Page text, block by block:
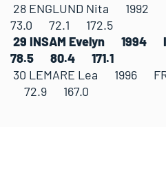
28 ENGLUND Nita
73.0 72.1 172.5
29 INSAM Evelyn
78.5 80.4 171.1
30 LEMARE Lea
72.9 167.0